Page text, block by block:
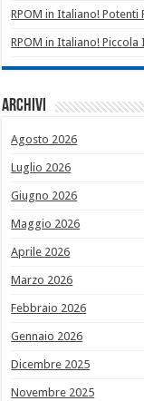
RPOM in Italiano!
RPOM in Italiano!
Archivi
Agosto 2026
Luglio 2026
Giugno 2026
Maggio 2026
Aprile 2026
Marzo 2026
Febbraio 2026
Gennaio 2026
Dicembre 2025
Novembre 2025